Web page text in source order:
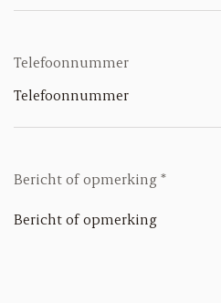
Telefoonnummer
Bericht of opmerking